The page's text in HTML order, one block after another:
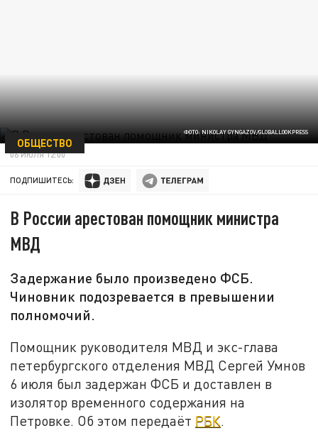
ФОТО: NIKOLAY GYNGAZOV/GLOBALLOOKPRESS
ОБЩЕСТВО
06 ИЮЛЯ 12:00
ПОДПИШИТЕСЬ:
В России арестован помощник министра
МВД
Задержание было произведено ФСБ.
Чиновник подозревается в превышении
полномочий.
Помощник руководителя МВД и экс-глава
петербургского отделения МВД Сергей Умнов
6 июля был задержан ФСБ и доставлен в
изолятор временного содержания на
Петровке. Об этом передаёт РБК.